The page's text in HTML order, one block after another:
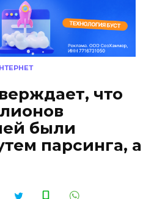
что
были
парсинга, а